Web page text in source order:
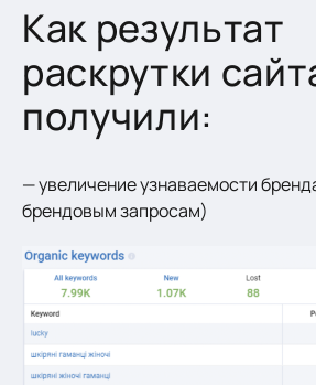
Как результат
раскрутки
получили:
— увеличение узнаваемости
брендовым запросам)